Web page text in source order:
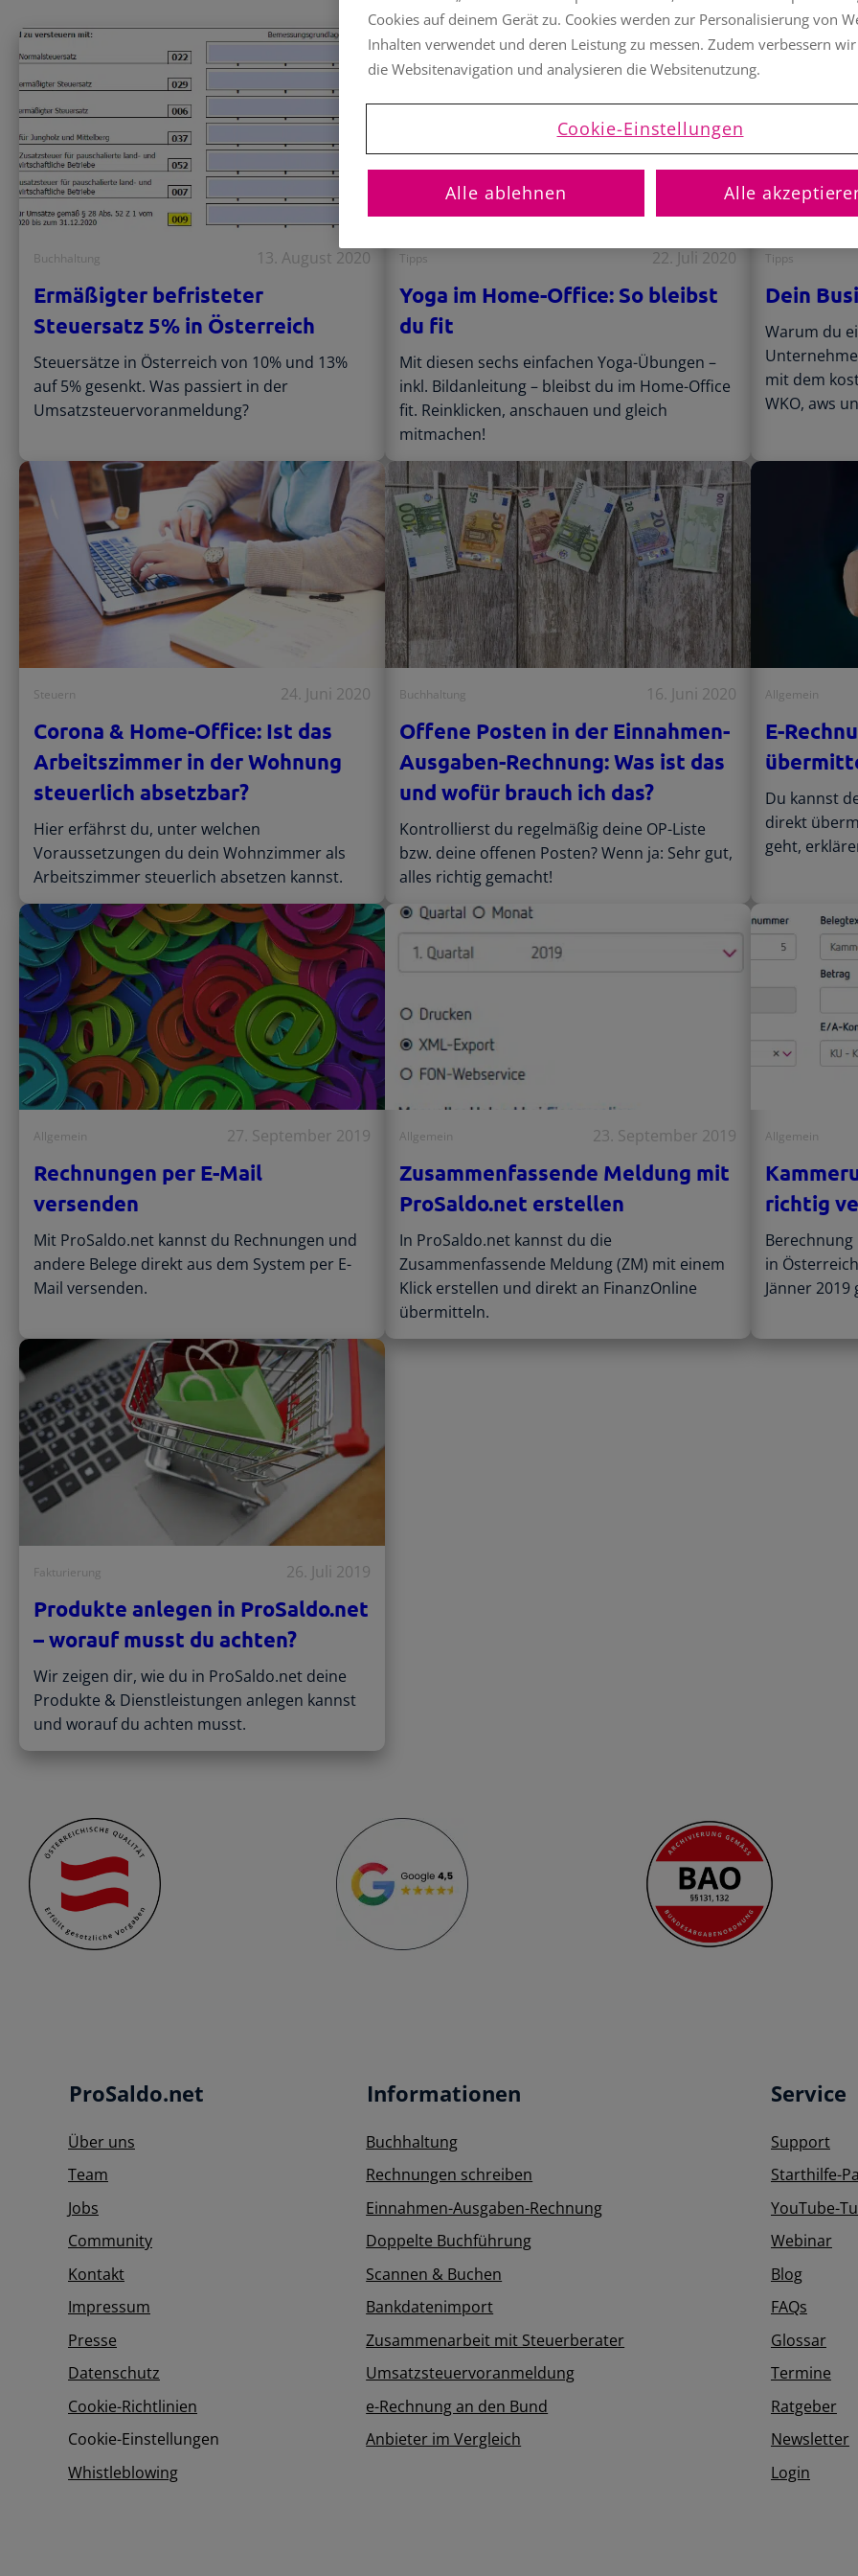
Buchhaltung 13. August 2020
Ermäßigter befristeter
Steuersatz 5% in Österreich
Steuersätze in Österreich von 10% und 13%
auf 5% gesenkt. Was passiert in der
Umsatzsteuervoranmeldung?
Tipps 22. Juli 2020
Yoga im Home-Office: So bleibst
du fit
Mit diesen sechs einfachen Yoga-Übungen –
inkl. Bildanleitung – bleibst du im Home-Office
fit. Reinklicken, anschauen und gleich
mitmachen!
Tipps
Dein
Warum du
mit dem
WKO, aws
Steuern 24. Juni 2020
Corona & Home-Office: Ist das
Arbeitszimmer in der Wohnung
steuerlich absetzbar?
Hier erfährst du, unter welchen
Voraussetzungen du dein Wohnzimmer als
Arbeitszimmer steuerlich absetzen kannst.
Buchhaltung 16. Juni 2020
Offene Posten in der Einnahmen-
Ausgaben-Rechnung: Was ist das
und wofür brauch ich das?
Kontrollierst du regelmäßig deine OP-Liste
bzw. deine offenen Posten? Wenn ja: Sehr gut,
alles richtig gemacht!
Allgemein
E-
Du kannst
direkt
geht,
Allgemein 27. September 2019
Rechnungen per E-Mail
versenden
Mit ProSaldo.net kannst du Rechnungen und
andere Belege direkt aus dem System per E-
Mail versenden.
Allgemein 23. September 2019
Zusammenfassende Meldung mit
ProSaldo.net erstellen
In ProSaldo.net kannst du die
Zusammenfassende Meldung (ZM) mit einem
Klick erstellen und direkt an FinanzOnline
übermitteln.
Allgemein
richtig
in
Jänner
Fakturierung 26. Juli 2019
Produkte anlegen in ProSaldo.net
– worauf musst du achten?
Wir zeigen dir, wie du in ProSaldo.net deine
Produkte & Dienstleistungen anlegen kannst
und worauf du achten musst.
ProSaldo.net
Über uns
Team
Jobs
Community
Kontakt
Impressum
Presse
Datenschutz
Cookie-Richtlinien
Cookie-Einstellungen
Whistleblowing
Informationen
Buchhaltung
Rechnungen schreiben
Einnahmen-Ausgaben-Rechnung
Doppelte Buchführung
Scannen & Buchen
Bankdatenimport
Zusammenarbeit mit Steuerberater
Umsatzsteuervoranmeldung
e-Rechnung an den Bund
Anbieter im Vergleich
Service
Support
Starthilfe-
YouTube-
Webinar
Blog
FAQs
Glossar
Termine
Ratgeber
Newsletter
Login
Cookies auf deinem Gerät zu. Cookies werden zur Personalisierung von
Inhalten verwendet und deren Leistung zu messen. Zudem verbessern
die Websitenavigation und analysieren die Websitenutzung.
Cookie-Einstellungen
Alle ablehnen Alle